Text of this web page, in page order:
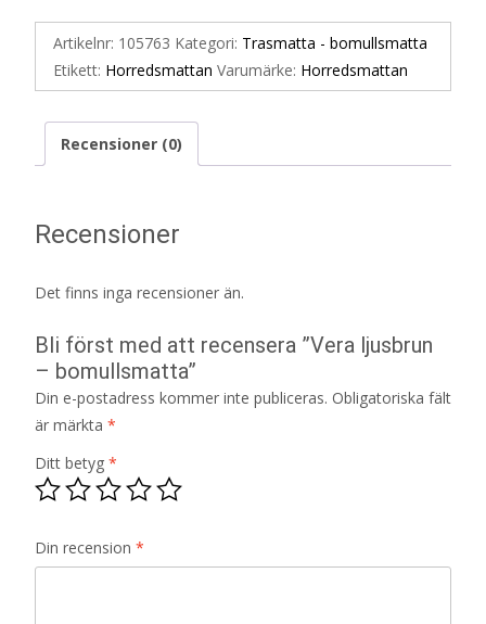
Artikelnr: 105763 Kategori: Trasmatta - bomullsmatta
Etikett: Horredsmattan Varumärke: Horredsmattan
Recensioner (0)
Recensioner
Det finns inga recensioner än.
Bli först med att recensera ”Vera ljusbrun
– bomullsmatta”
Din e-postadress kommer inte publiceras. Obligatoriska fält
är märkta *
Ditt betyg *
Din recension *